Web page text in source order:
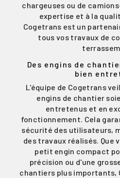
chargeuses ou de
expertise et à la
Cogetrans est un
tous vos travaux de
Des engins de
bien
L'équipe de Cogetrans
engins de chantier
entretenus et en
fonctionnement. Cela
sécurité des utilisateurs,
des travaux réalisés. Que
petit engin compact
précision ou d'une
chantiers plus importants,